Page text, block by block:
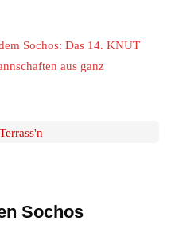
Sochos: Das 14. KNUT
aus ganz
Sochos